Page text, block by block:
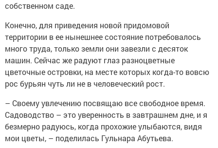
собственном саде.
Конечно, для приведения новой придомовой
территории в ее нынешнее состояние потребовалось
много труда, только земли они завезли с десяток
машин. Сейчас же радуют глаз разноцветные
цветочные островки, на месте которых когда-то вовсю
рос бурьян чуть ли не в человеческий рост.
– Своему увлечению посвящаю все свободное время.
Садоводство – это уверенность в завтрашнем дне, и я
безмерно радуюсь, когда прохожие улыбаются, видя
мои цветы, – поделилась Гульнара Абутьева.